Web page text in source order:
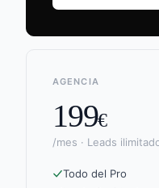
AGENCIA
199€
/mes · Leads
Todo del Pro